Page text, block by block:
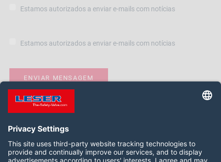
Estamos autorizados a enviar e-mails com notícias
Estamos autorizados a enviar e-mails com notícias
Siga-nos: